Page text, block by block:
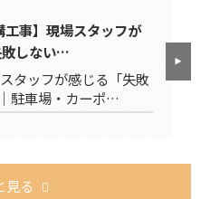
工事】現場スタッフが
敗しない…
タッフが感じる「失敗
駐車場・カーポ…
見る